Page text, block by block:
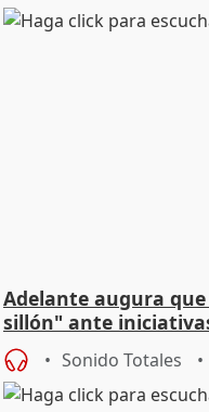
Adelante augura
sillón" ante
Sonido Totales